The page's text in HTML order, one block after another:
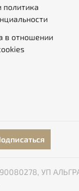
политика
в отношении
УП